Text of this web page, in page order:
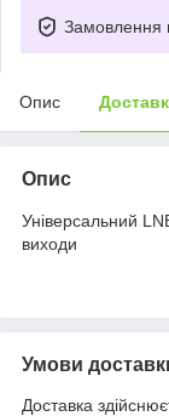
Замовлення
Опис
Опис
Універсальний
виходи
Умови
Доставка